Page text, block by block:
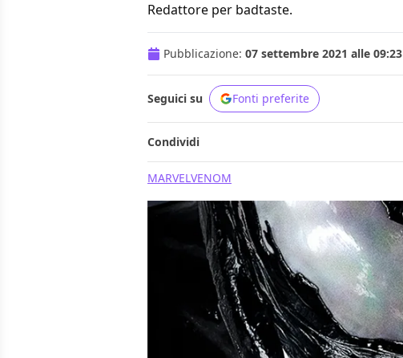
Redattore per badtaste.
Pubblicazione: 07 settembre 2021 alle 09:23
Seguici su Fonti preferite
Condividi
MARVELVENOM